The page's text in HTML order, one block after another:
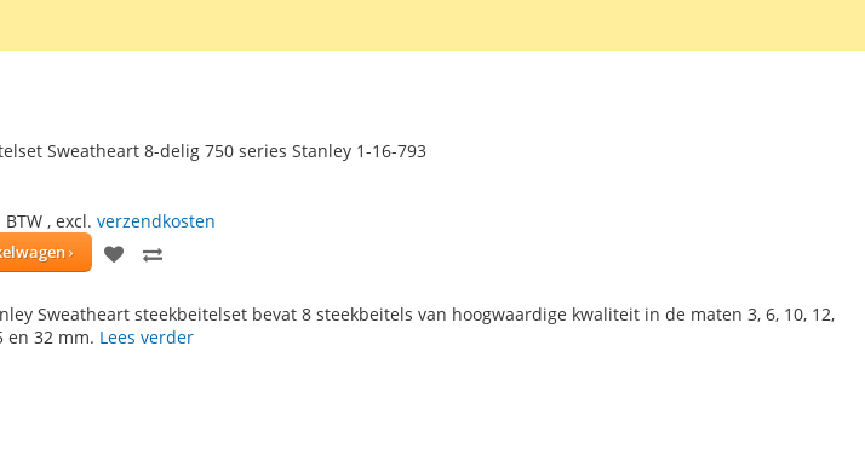
Sweatheart 8-delig 750 series Stanley 1-16-793
BTW , excl. verzendkosten
VOEG
AANTE
Sweatheart steekbeitelset bevat 8 steekbeitels van hoogwaardige kwaliteit in de maten 3, 6, 10, 12,
en 32 mm. Lees verder